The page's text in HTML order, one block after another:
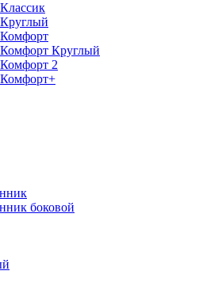
Круглый
2
боковой